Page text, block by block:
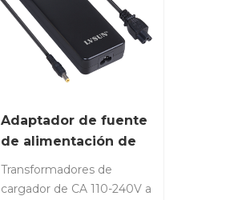
Adaptador de fuente
de alimentación de
120W 24V 5A
Transformadores de
cargador de CA 110-240V a